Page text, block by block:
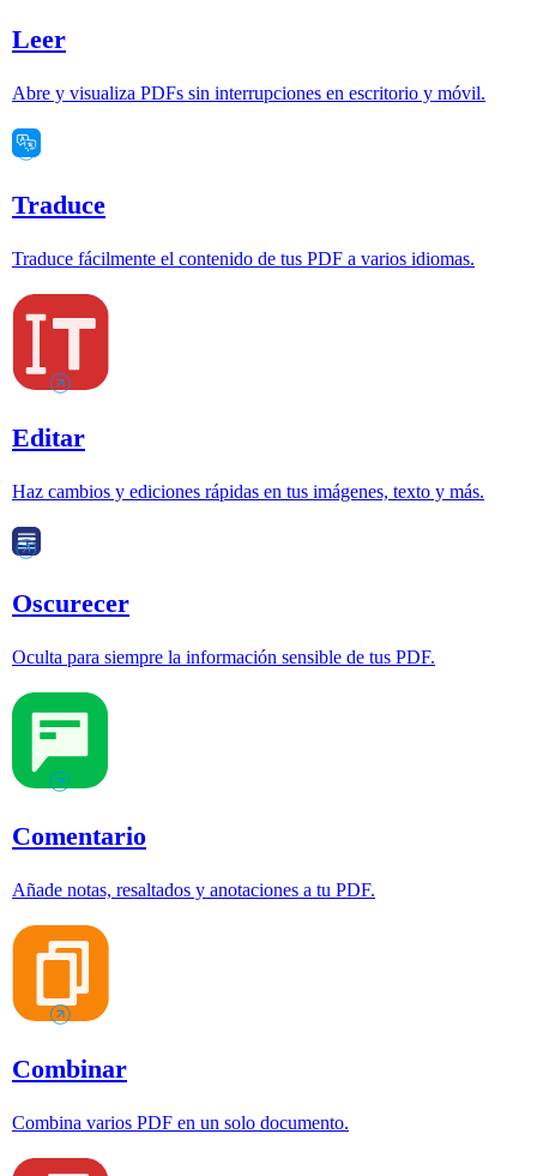
Leer
Abre y visualiza PDFs sin interrupciones en escritorio y móvil.
Traduce
Traduce fácilmente el contenido de tus PDF a varios idiomas.
Editar
Haz cambios y ediciones rápidas en tus imágenes, texto y más.
Oscurecer
Oculta para siempre la información sensible de tus PDF.
Comentario
Añade notas, resaltados y anotaciones a tu PDF.
Combinar
Combina varios PDF en un solo documento.